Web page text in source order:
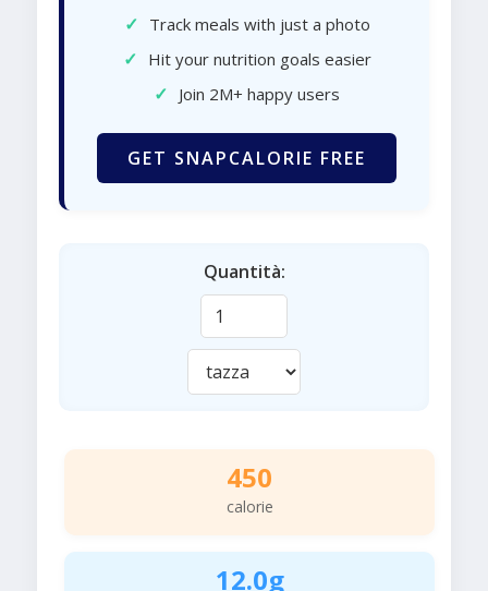
✓ Track meals with just a photo
✓ Hit your nutrition goals easier
✓ Join 2M+ happy users
GET SNAPCALORIE FREE
Quantità:
450
calorie
12.0g